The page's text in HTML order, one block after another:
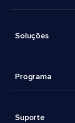
Soluções
Programa
Suporte